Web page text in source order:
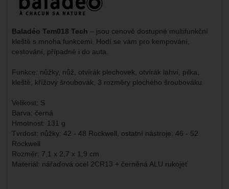
Baladéo Tem018 Tech – jsou cenově dostupné multifunkční
kleště s mnoha funkcemi. Hodí se vám pro kempování,
cestování, případně i do auta.
Funkce: nůžky, nůž, otvírák plechovek, otvírák lahví, pilka,
kleště, křížový šroubovák, 3 rozměry plochého šroubováku
Velikost: S
Barva: černá
Hmotnost: 131 g
Tvrdost: nůžky: 42 - 48 Rockwell, ostatní nástroje: 46 - 52
Rockwell
Rozměr: 7,1 x 2,7 x 1,9 cm
Materiál: nářaďová ocel 2CR13 + černěná ALU rukojeť